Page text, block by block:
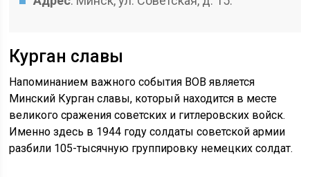
Курган славы
Напоминанием важного события ВОВ является
Минский Курган славы, который находится в месте
великого сражения советских и гитлеровских войск.
Именно здесь в 1944 году солдаты советской армии
разбили 105-тысячную группировку немецких солдат.